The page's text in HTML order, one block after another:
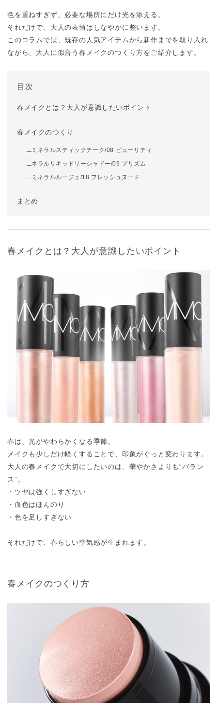
色を重ねすぎず、必要な場所にだけ光を添える。
それだけで、大人の表情はしなやかに整います。
このコラムでは、既存の人気アイテムから新作までを取り入れ
ながら、大人に似合う春メイクのつくり方をご紹介します。
目次
春メイクとは？大人が意識したいポイント
春メイクのつくり
ミネラルスティックチーク/08 ピューリティ
ネラルリキッドリーシャドー/09 プリズム
ミネラルルージュ/18 フレッシュヌード
まとめ
春メイクとは？大人が意識したいポイント
春は、光がやわらかくなる季節。
メイクも少しだけ軽くすることで、印象がぐっと変わります。
大人の春メイクで大切にしたいのは、華やかさよりも“バラン
ス”。
・ツヤは強くしすぎない
・血色はほんのり
・色を足しすぎない
それだけで、春らしい空気感が生まれます。
春メイクのつくり方